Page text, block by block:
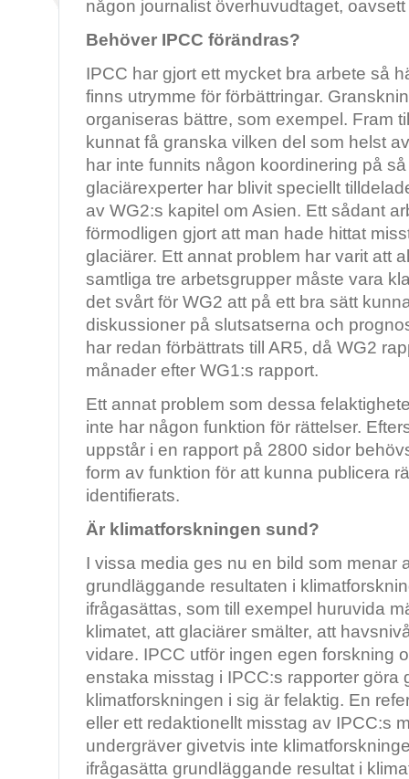
någon journalist överhuvudtaget, oavsett
Behöver IPCC förändras?
IPCC har gjort ett mycket bra arbete så
finns utrymme för förbättringar.
organiseras bättre, som exempel. Fram
kunnat få granska vilken del som helst
har inte funnits någon koordinering på
glaciärexperter har blivit speciellt
av WG2:s kapitel om Asien. Ett sådant
förmodligen gjort att man hade hittat
glaciärer. Ett annat problem har varit att
samtliga tre arbetsgrupper måste vara
det svårt för WG2 att på ett bra sätt
diskussioner på slutsatserna och
har redan förbättrats till AR5, då WG2
månader efter WG1:s rapport.
Ett annat problem som dessa
inte har någon funktion för rättelser.
uppstår i en rapport på 2800 sidor
form av funktion för att kunna publicera
identifierats.
Är klimatforskningen sund?
I vissa media ges nu en bild som menar
grundläggande resultaten i
ifrågasättas, som till exempel huruvida
klimatet, att glaciärer smälter, att
vidare. IPCC utför ingen egen forskning
enstaka misstag i IPCC:s rapporter göra
klimatforskningen i sig är felaktig. En
eller ett redaktionellt misstag av IPCC:s
undergräver givetvis inte
ifrågasätta grundläggande resultat i